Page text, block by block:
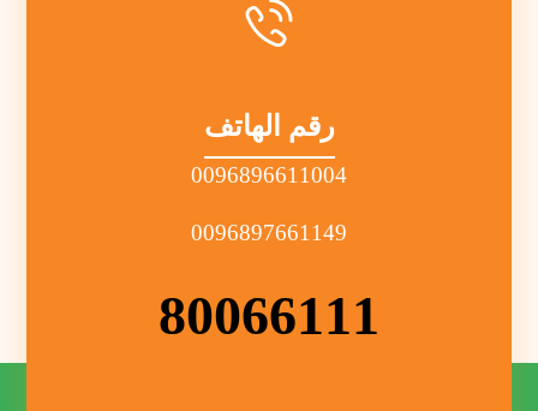
رقم الهاتف
0096896611004
0096897661149
80066111